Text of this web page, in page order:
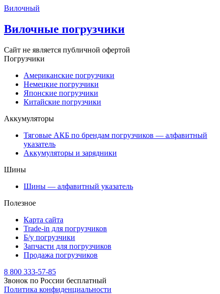
Вилочный
Вилочные погрузчики
Сайт не является публичной офертой
Погрузчики
Американские погрузчики
Немецкие погрузчики
Японские погрузчики
Китайские погрузчики
Аккумуляторы
Тяговые АКБ по брендам погрузчиков — алфавитный
указатель
Аккумуляторы и зарядники
Шины
Шины — алфавитный указатель
Полезное
Карта сайта
Trade-in для погрузчиков
Б/у погрузчики
Запчасти для погрузчиков
Продажа погрузчиков
8 800 333-57-85
Звонок по России бесплатный
Политика конфиденциальности